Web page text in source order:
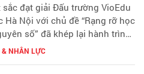
đạt giải Đấu trường VioEdu
Hà Nội với chủ đề “Rạng rỡ học
số” đã khép lại hành trình
những thành tích học tập nổi
ứng dụng công nghệ và hội
& NHÂN LỰC